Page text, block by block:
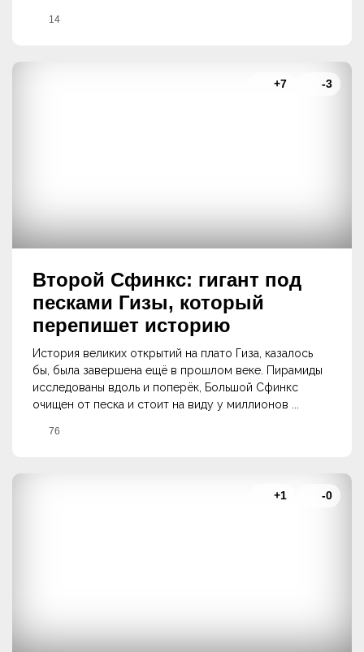
14
Второй Сфинкс: гигант под
песками Гизы, который
перепишет историю
История великих открытий на плато Гиза, казалось
бы, была завершена ещё в прошлом веке. Пирамиды
исследованы вдоль и поперёк, Большой Сфинкс
очищен от песка и стоит на виду у миллионов ...
76
+7 -3
+1 -0